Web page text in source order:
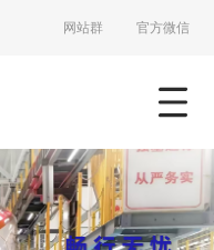
网站群 官方微信